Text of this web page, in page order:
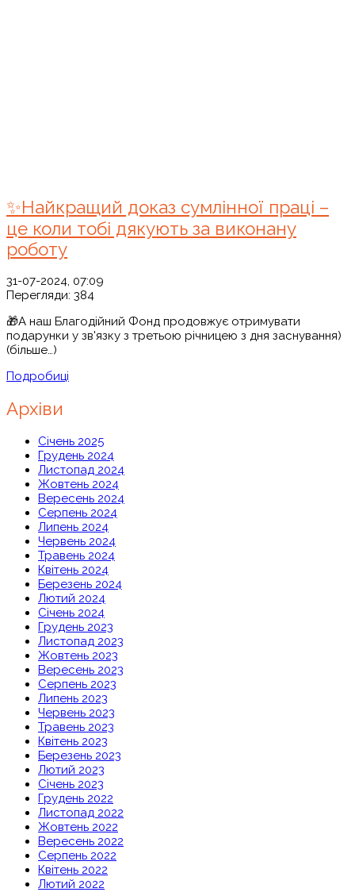
✨Найкращий доказ сумлінної праці –
це коли тобі дякують за виконану
роботу
31-07-2024, 07:09
Перегляди: 384
🎁А наш Благодійний Фонд продовжує отримувати
подарунки у зв'язку з третьою річницею з дня заснування)
(більше…)
Подробиці
Архіви
Січень 2025
Грудень 2024
Листопад 2024
Жовтень 2024
Вересень 2024
Серпень 2024
Липень 2024
Червень 2024
Травень 2024
Квітень 2024
Березень 2024
Лютий 2024
Січень 2024
Грудень 2023
Листопад 2023
Жовтень 2023
Вересень 2023
Серпень 2023
Липень 2023
Червень 2023
Травень 2023
Квітень 2023
Березень 2023
Лютий 2023
Січень 2023
Грудень 2022
Листопад 2022
Жовтень 2022
Вересень 2022
Серпень 2022
Квітень 2022
Лютий 2022